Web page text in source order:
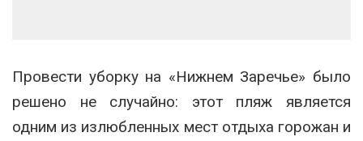
Провести уборку на «Нижнем Заречье» было
решено не случайно: этот пляж является
одним из излюбленных мест отдыха горожан и